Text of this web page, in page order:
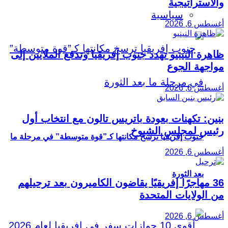
سياسية
جنوب إفريقيا ترسخ مكانتها كـ”قوة متوسطة” في مرحلة ما
بعد الثورة
والاستراتيجية
أغسطس 6, 2026
ظاهرة النينيو تهدد جنوب إفريقيا وتدفع الملايين إلى
مواجهة الجوع
أغسطس 6, 2026
بنين: تكهنات بعودة باتريس تالون مع انتخاب أول
رئيس لمجلس الشيوخ
أغسطس 6, 2026
36 مهاجرًا إفريقيًا يقاضون الكاميرون بعد ترحيلهم
من الولايات المتحدة
أغسطس 6, 2026